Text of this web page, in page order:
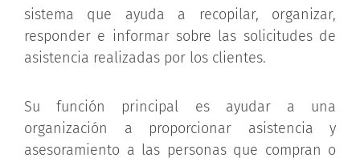
sistema que ayuda a recopilar, organizar,
responder e informar sobre las solicitudes de
asistencia realizadas por los clientes.
Su función principal es ayudar a una
organización a proporcionar asistencia y
asesoramiento a las personas que compran o